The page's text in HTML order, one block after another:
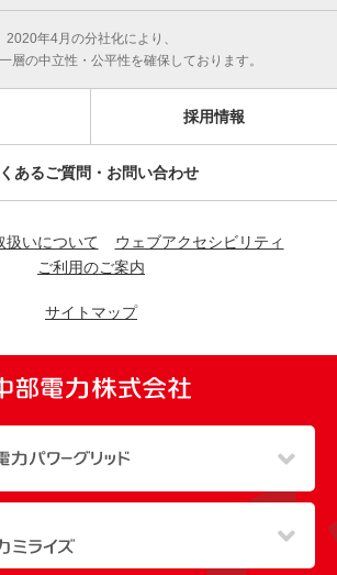
2020年4月の分社化により、
層の中立性・公平性を確保しております。
採用情報
あるご質問・お問い合わせ
扱いについて
ウェブアクセシビリティ
ご利用のご案内
サイトマップ
ドウを開きます）
ドウを開きます）